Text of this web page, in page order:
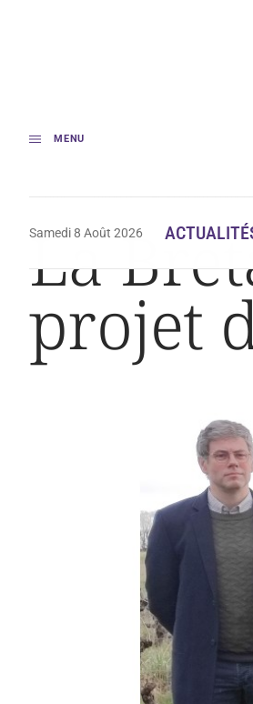
MENU
Samedi 8 Août 2026
Accueil Actualités La Bretagne
La
projet